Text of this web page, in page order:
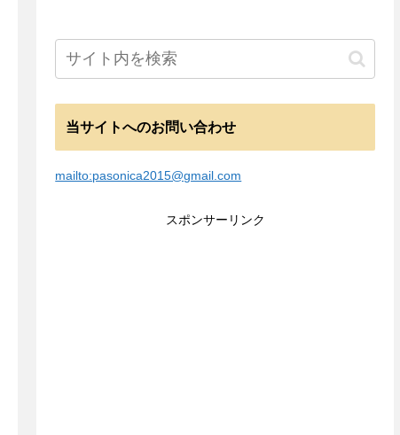
当サイトへのお問い合わせ
mailto:pasonica2015@gmail.com
スポンサーリンク